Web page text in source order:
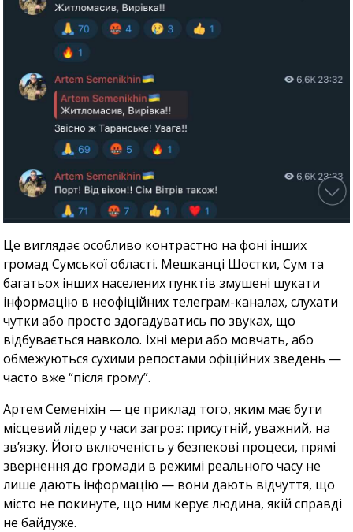
Це виглядає особливо контрастно на фоні інших
громад Сумської області. Мешканці Шостки, Сум та
багатьох інших населених пунктів змушені шукати
інформацію в неофіційних телеграм-каналах, слухати
чутки або просто здогадуватись по звуках, що
відбувається навколо. Їхні мери або мовчать, або
обмежуються сухими репостами офіційних зведень —
часто вже “після грому”.
Артем Семеніхін — це приклад того, яким має бути
місцевий лідер у часи загроз: присутній, уважний, на
зв’язку. Його включеність у безпекові процеси, прямі
звернення до громади в режимі реального часу не
лише дають інформацію — вони дають відчуття, що
місто не покинуте, що ним керує людина, якій справді
не байдуже.